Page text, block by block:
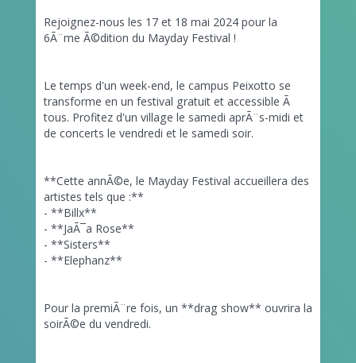
Rejoignez-nous les 17 et 18 mai 2024 pour la
6Ã¨me Ã©dition du Mayday Festival !
Le temps d'un week-end, le campus Peixotto se
transforme en un festival gratuit et accessible Ã
tous. Profitez d'un village le samedi aprÃ¨s-midi et
de concerts le vendredi et le samedi soir.
**Cette annÃ©e, le Mayday Festival accueillera des
artistes tels que :**
- **Billx**
- **JaÃ¯a Rose**
- **Sisters**
- **Elephanz**
Pour la premiÃ¨re fois, un **drag show** ouvrira la
soirÃ©e du vendredi.